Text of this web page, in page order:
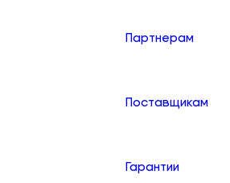
Партнерам
Поставщикам
Гарантии